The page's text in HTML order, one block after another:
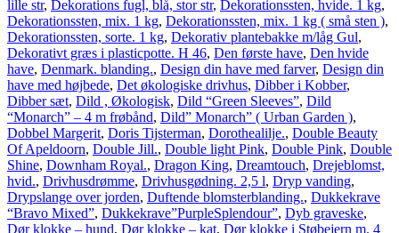
lille str, Dekorations fugl, blå, stor str, Dekorationssten, hvide. 1 kg,
Dekorationssten, mix. 1 kg, Dekorationssten, mix. 1 kg ( små sten ),
Dekorationssten, sorte. 1 kg, Dekorativ plantebakke m/låg Gul,
Dekorativt græs i plasticpotte. H 46, Den første have, Den hvide
have, Denmark. blanding., Design din have med farver, Design din
have med højbede, Det økologiske drivhus, Dibber i Kobber,
Dibber sæt, Dild , Økologisk, Dild “Green Sleeves”, Dild
“Monarch” – 4 m frøbånd, Dild” Monarch” ( Urban Garden ),
Dobbel Margerit, Doris Tijsterman, Dorothealilje., Double Beauty
Of Apeldoorn, Double Jill., Double light Pink, Double Pink, Double
Shine, Downham Royal., Dragon King, Dreamtouch, Drejeblomst,
hvid., Drivhusdrømme, Drivhusgødning. 2,5 l, Dryp vanding,
Drypslange over jorden, Duftende blomsterblanding., Dukkekrave
“Bravo Mixed”, Dukkekrave”PurpleSplendour”, Dyb graveske,
Dør klokke – hund, Dør klokke – kat, Dør klokke i Støbejern m. 4